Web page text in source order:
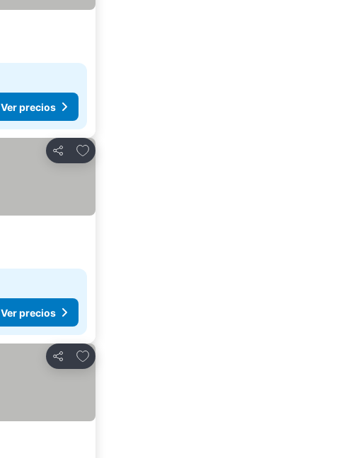
Ver precios
Compartir
Agregar a favoritos
Ver precios
Compartir
Agregar a favoritos